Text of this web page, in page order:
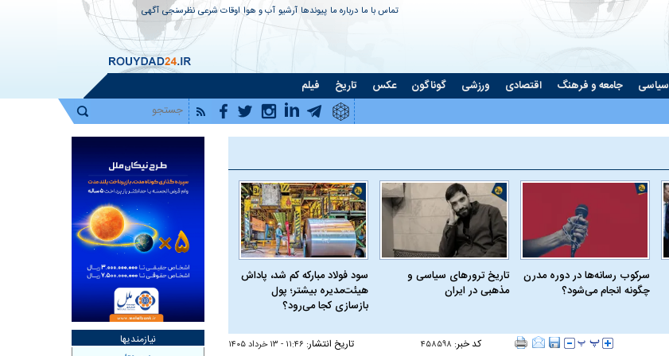
تماس با ما درباره ما پیوندها آرشیو آب و هوا اوقات شرعی نظرسنجی آگهی
سیاسی جامعه و فرهنگ اقتصادی ورزشی گوناگون عکس تاریخ فیلم
سرکوب رسانه‌ها در دوره مدرن
چگونه انجام می‌شود؟
تاریخ ترورهای سیاسی و
مذهبی در ایران
سود فولاد مبارکه کم شد، پاداش
هیئت‌مدیره بیشتر؛ پول
بازسازی کجا می‌رود؟
کد خبر: ۴۵۸۵۹۸ تاریخ انتشار: ۱۱:۴۶ - ۱۳ خرداد ۱۴۰۵ نیازمندیها